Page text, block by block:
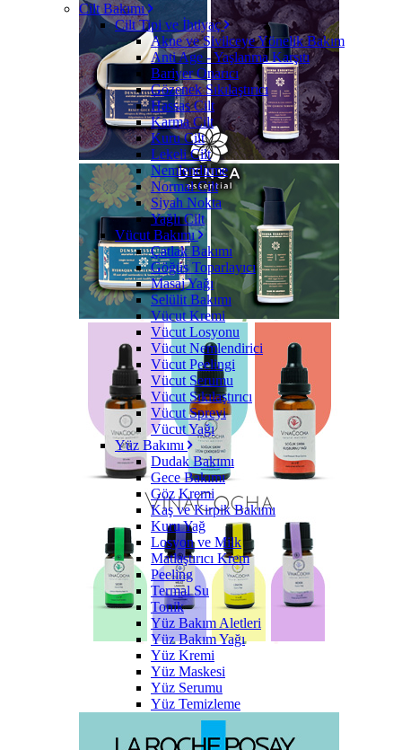
Cilt Bakımı
Cilt Tipi ve İhtiyaç
Akne ve Sivilceye Yönelik Bakım
Anti Age - Yaşlanma Karşıtı
Bariyer Onarıcı
Gözenek Sıkılaştırıcı
Hassas Cilt
Karma Cilt
Kuru Cilt
Lekeli Cilt
Nemlendirme
Normal Cilt
Siyah Nokta
Yağlı Cilt
Vücut Bakımı
Çatlak Bakımı
Göğüs Toparlayıcı
Masaj Yağı
Selülit Bakımı
Vücut Kremi
Vücut Losyonu
Vücut Nemlendirici
Vücut Peelingi
Vücut Serumu
Vücut Sıkılaştırıcı
Vücut Spreyi
Vücut Yağı
Yüz Bakımı
Dudak Bakımı
Gece Bakımı
Göz Kremi
Kaş ve Kirpik Bakımı
Kuru Yağ
Losyon ve Milk
Matlaştırıcı Krem
Peeling
Termal Su
Tonik
Yüz Bakım Aletleri
Yüz Bakım Yağı
Yüz Kremi
Yüz Maskesi
Yüz Serumu
Yüz Temizleme